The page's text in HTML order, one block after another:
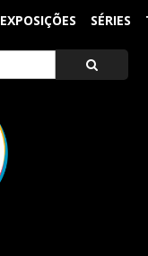
EXPOSIÇÕES SÉRIES